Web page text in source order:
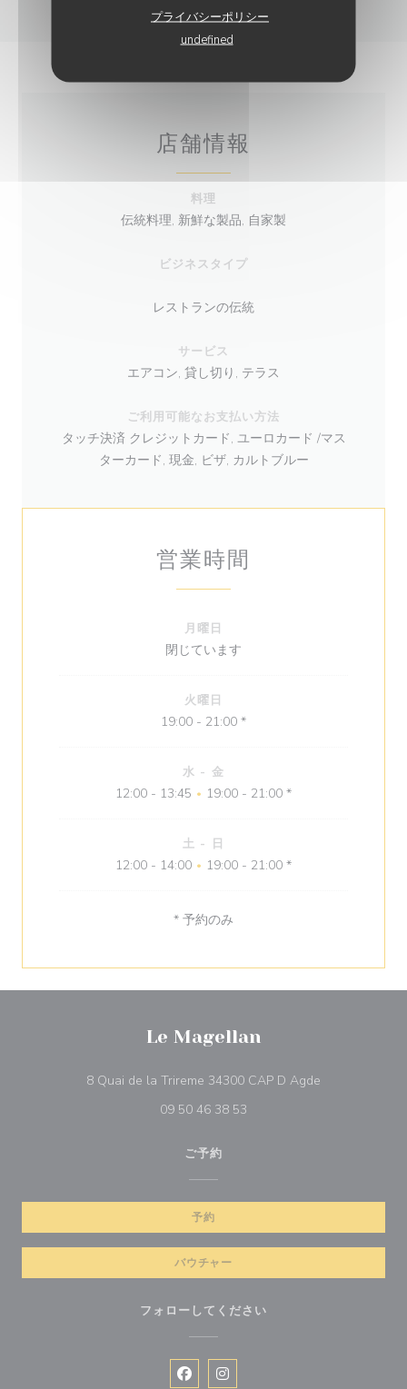
プライバシーポリシー
undefined
店舗情報
料理
伝統料理, 新鮮な製品, 自家製
ビジネスタイプ
レストランの伝統
サービス
エアコン, 貸し切り, テラス
ご利用可能なお支払い方法
タッチ決済 クレジットカード, ユーロカード /マス
ターカード, 現金, ビザ, カルトブルー
営業時間
月曜日
閉じています
火曜日
19:00 - 21:00 *
水 - 金
12:00 - 13:45 • 19:00 - 21:00 *
土 - 日
12:00 - 14:00 • 19:00 - 21:00 *
* 予約のみ
Le Magellan
8 Quai de la Trireme 34300 CAP D Agde
09 50 46 38 53
ご予約
予約
バウチャー
フォローしてください
Facebook ((新しいウィンドウで
Instagram ((新しいウィンド